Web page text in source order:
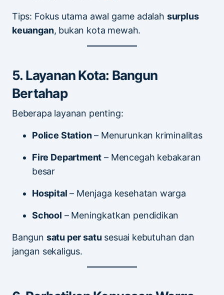
Tips: Fokus utama awal game adalah surplus
keuangan, bukan kota mewah.
5. Layanan Kota: Bangun
Bertahap
Beberapa layanan penting:
Police Station– Menurunkan kriminalitas
Fire Department – Mencegah kebakaran
besar
Hospital – Menjaga kesehatan warga
School – Meningkatkan pendidikan
Bangun satu per satu sesuai kebutuhan dan
jangan sekaligus.